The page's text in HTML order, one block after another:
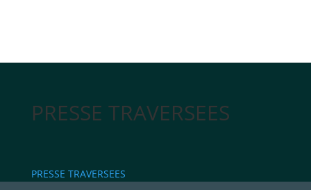
PRESSE TRAVERSEES
PRESSE TRAVERSEES